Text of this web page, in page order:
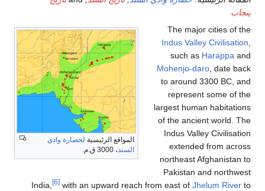
پنجاب
المواقع الرئيسية لحضارة وادي
السند، 3000 ق.م.
The major cities of the
Indus Valley Civilisation,
such as Harappa and
Mohenjo-daro, date back
to around 3300 BC, and
represent some of the
largest human habitations
of the ancient world. The
Indus Valley Civilisation
extended from across
northeast Afghanistan to
Pakistan and northwest
India,
[6] with an upward reach from east of Jhelum River to